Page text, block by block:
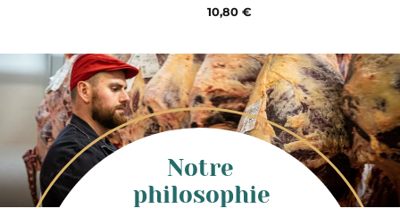
10,80 €
Notre
philosophie